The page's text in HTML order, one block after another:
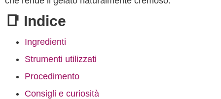
📑 Indice
Ingredienti
Strumenti utilizzati
Procedimento
Consigli e curiosità